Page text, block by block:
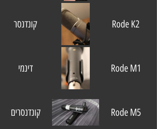
קונדנסר Rode K2
דינמי Rode M1
קונדנסרים Rode M5